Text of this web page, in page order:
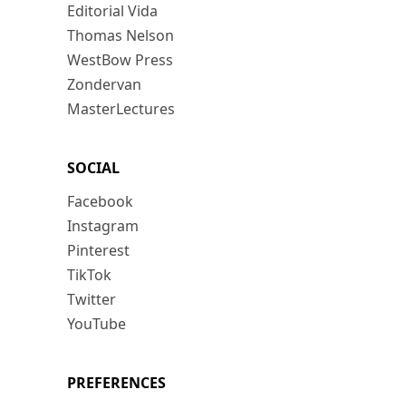
Editorial Vida
Thomas Nelson
WestBow Press
Zondervan
MasterLectures
SOCIAL
Facebook
Instagram
Pinterest
TikTok
Twitter
YouTube
PREFERENCES